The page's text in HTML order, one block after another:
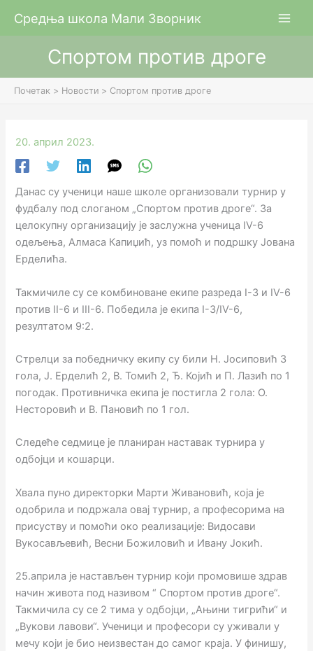
Средња школа Мали Зворник
Спортом против дроге
Почетак Новости Спортом против дроге
20. април 2023.
Данас су ученици наше школе организовали турнир у
фудбалу под слоганом „Спортом против дроге“. За
целокупну организацију је заслужна ученица IV-6
oдељења, Алмаса Капиџић, уз помоћ и подршку Јована
Ерделића.
Такмичиле су се комбиноване екипе разреда I-3 и IV-6
против II-6 и III-6. Победила је екипа I-3/IV-6,
резултатом 9:2.
Стрелци за победничку екипу су били Н. Јосиповић 3
гола, Ј. Ерделић 2, В. Томић 2, Ђ. Којић и П. Лазић по 1
погодак. Противничка екипа је постигла 2 гола: О.
Несторовић и В. Пановић по 1 гол.
Следеће седмице је планиран наставак турнира у
одбојци и кошарци.
Хвала пуно директорки Марти Живановић, која је
одобрила и подржала овај турнир, а професорима на
присуству и помоћи око реализације: Видосави
Вукосављевић, Весни Божиловић и Ивану Јокић.
25.априла је настављен турнир који промовише здрав
начин живота под називом “ Спортом против дроге“.
Такмичила су се 2 тима у одбојци, „Ањини тигрићи“ и
„Вукови лавови“. Ученици и професори су уживали у
мечу који је био неизвестан до самог краја. У финишу,